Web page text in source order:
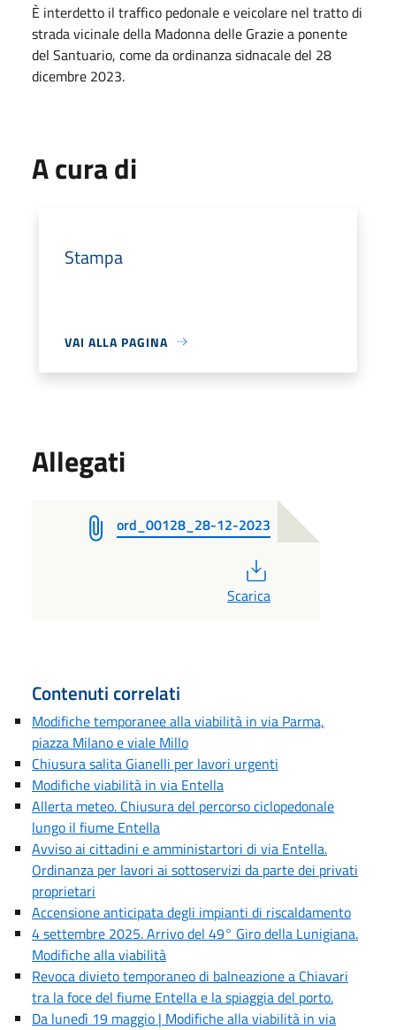
È interdetto il traffico pedonale e veicolare nel tratto di
strada vicinale della Madonna delle Grazie a ponente
del Santuario, come da ordinanza sidnacale del 28
dicembre 2023.
A cura di
Stampa
VAI ALLA PAGINA
Allegati
ord_00128_28-12-2023
Scarica
Contenuti correlati
Modifiche temporanee alla viabilità in via Parma,
piazza Milano e viale Millo
Chiusura salita Gianelli per lavori urgenti
Modifiche viabilità in via Entella
Allerta meteo. Chiusura del percorso ciclopedonale
lungo il fiume Entella
Avviso ai cittadini e amministartori di via Entella.
Ordinanza per lavori ai sottoservizi da parte dei privati
proprietari
Accensione anticipata degli impianti di riscaldamento
4 settembre 2025. Arrivo del 49° Giro della Lunigiana.
Modifiche alla viabilità
Revoca divieto temporaneo di balneazione a Chiavari
tra la foce del fiume Entella e la spiaggia del porto.
Da lunedì 19 maggio | Modifiche alla viabilità in via